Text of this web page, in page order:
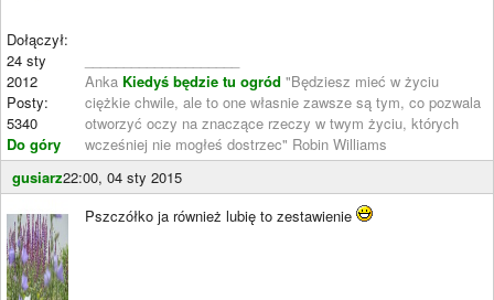
Dołączył:
24 sty
2012
Posty:
5340
Do góry
Anka Kiedyś będzie tu ogród "Będziesz mieć w życiu
ciężkie chwile, ale to one własnie zawsze są tym, co pozwala
otworzyć oczy na znaczące rzeczy w twym życiu, których
wcześniej nie mogłeś dostrzec" Robin Williams
gusiarz22:00, 04 sty 2015
Pszczółko ja również lubię to zestawienie